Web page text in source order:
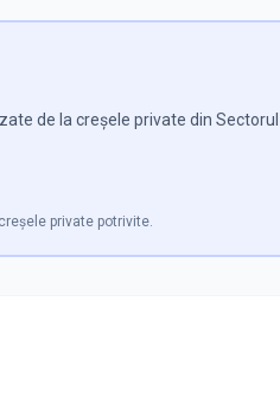
de la creșele private din Sectorul
private potrivite.